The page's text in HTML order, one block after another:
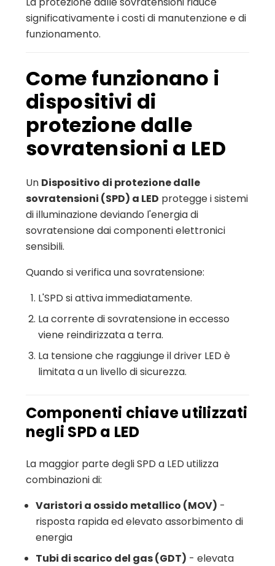
significativamente i costi di manutenzione e di
funzionamento.
Come funzionano i
dispositivi di
protezione dalle
sovratensioni a LED
Un Dispositivo di protezione dalle
sovratensioni (SPD) a LED protegge i sistemi
di illuminazione deviando l'energia di
sovratensione dai componenti elettronici
sensibili.
Quando si verifica una sovratensione:
L'SPD si attiva immediatamente.
La corrente di sovratensione in eccesso
viene reindirizzata a terra.
La tensione che raggiunge il driver LED è
limitata a un livello di sicurezza.
Componenti chiave utilizzati
negli SPD a LED
La maggior parte degli SPD a LED utilizza
combinazioni di:
Varistori a ossido metallico (MOV) -
risposta rapida ed elevato assorbimento di
energia
Tubi di scarico del gas (GDT) - elevata